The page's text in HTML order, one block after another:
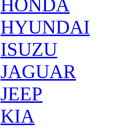
HONDA
HYUNDAI
ISUZU
JAGUAR
JEEP
KIA